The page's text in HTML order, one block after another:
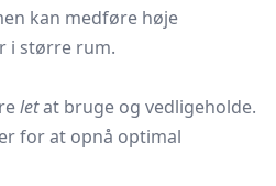
kan medføre høje
i større rum.
letat bruge og vedligeholde.
for at opnå optimal